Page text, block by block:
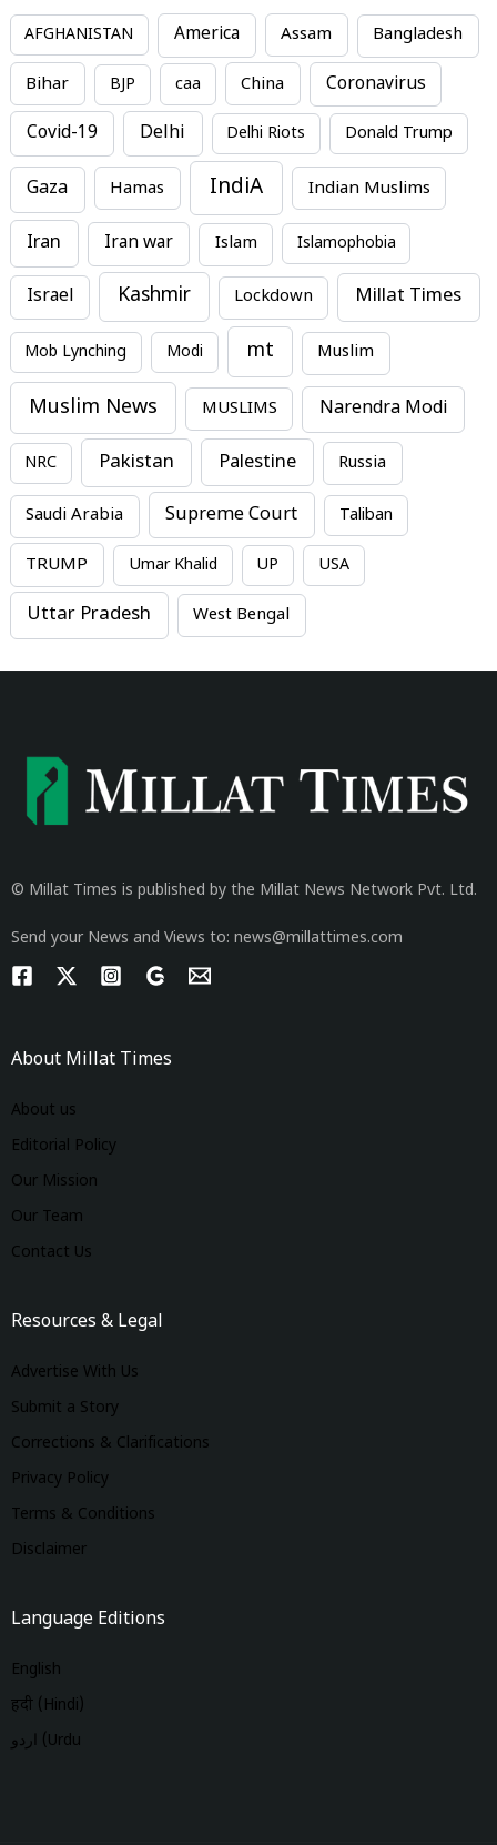
AFGHANISTAN America Assam Bangladesh
Bihar BJP caa China Coronavirus
Covid-19 Delhi Delhi Riots Donald Trump
Gaza Hamas IndiA Indian Muslims
Iran Iran war Islam Islamophobia
Israel Kashmir Lockdown Millat Times
Mob Lynching Modi mt Muslim
Muslim News MUSLIMS Narendra Modi
NRC Pakistan Palestine Russia
Saudi Arabia Supreme Court Taliban
TRUMP Umar Khalid UP USA
Uttar Pradesh West Bengal
© Millat Times is published by the Millat News Network Pvt. Ltd.
Send your News and Views to: news@millattimes.com
About Millat Times
About us
Editorial Policy
Our Mission
Our Team
Contact Us
Resources & Legal
Advertise With Us
Submit a Story
Corrections & Clarifications
Privacy Policy
Terms & Conditions
Disclaimer
Language Editions
English
हिंदी (Hindi)
اردو (Urdu